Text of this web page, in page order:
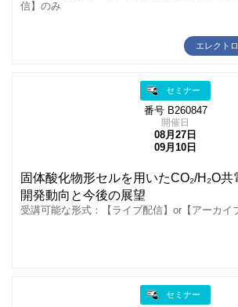
信】のみ
エレクト
セミナー
番号 B260847
開催日
08月27日
09月10日
固体酸化物形セルを用いたCO₂/H₂O
開発動向と今後の展望
受講可能な形式：【ライブ配信】or【アーカイ
セミナー